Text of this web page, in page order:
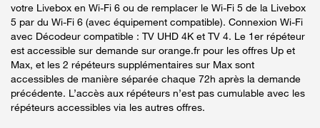
votre Livebox en Wi-Fi 6 ou de remplacer le Wi-Fi 5 de la Livebox
5 par du Wi-Fi 6 (avec équipement compatible). Connexion Wi-Fi
avec Décodeur compatible : TV UHD 4K et TV 4. Le 1er répéteur
est accessible sur demande sur orange.fr pour les offres Up et
Max, et les 2 répéteurs supplémentaires sur Max sont
accessibles de manière séparée chaque 72h après la demande
précédente. L’accès aux répéteurs n’est pas cumulable avec les
répéteurs accessibles via les autres offres.